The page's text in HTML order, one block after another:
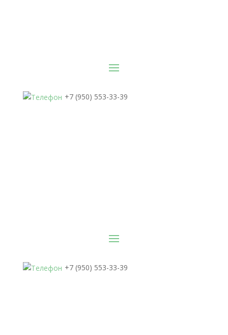
+7 (950) 553-33-39
+7 (950) 553-33-39